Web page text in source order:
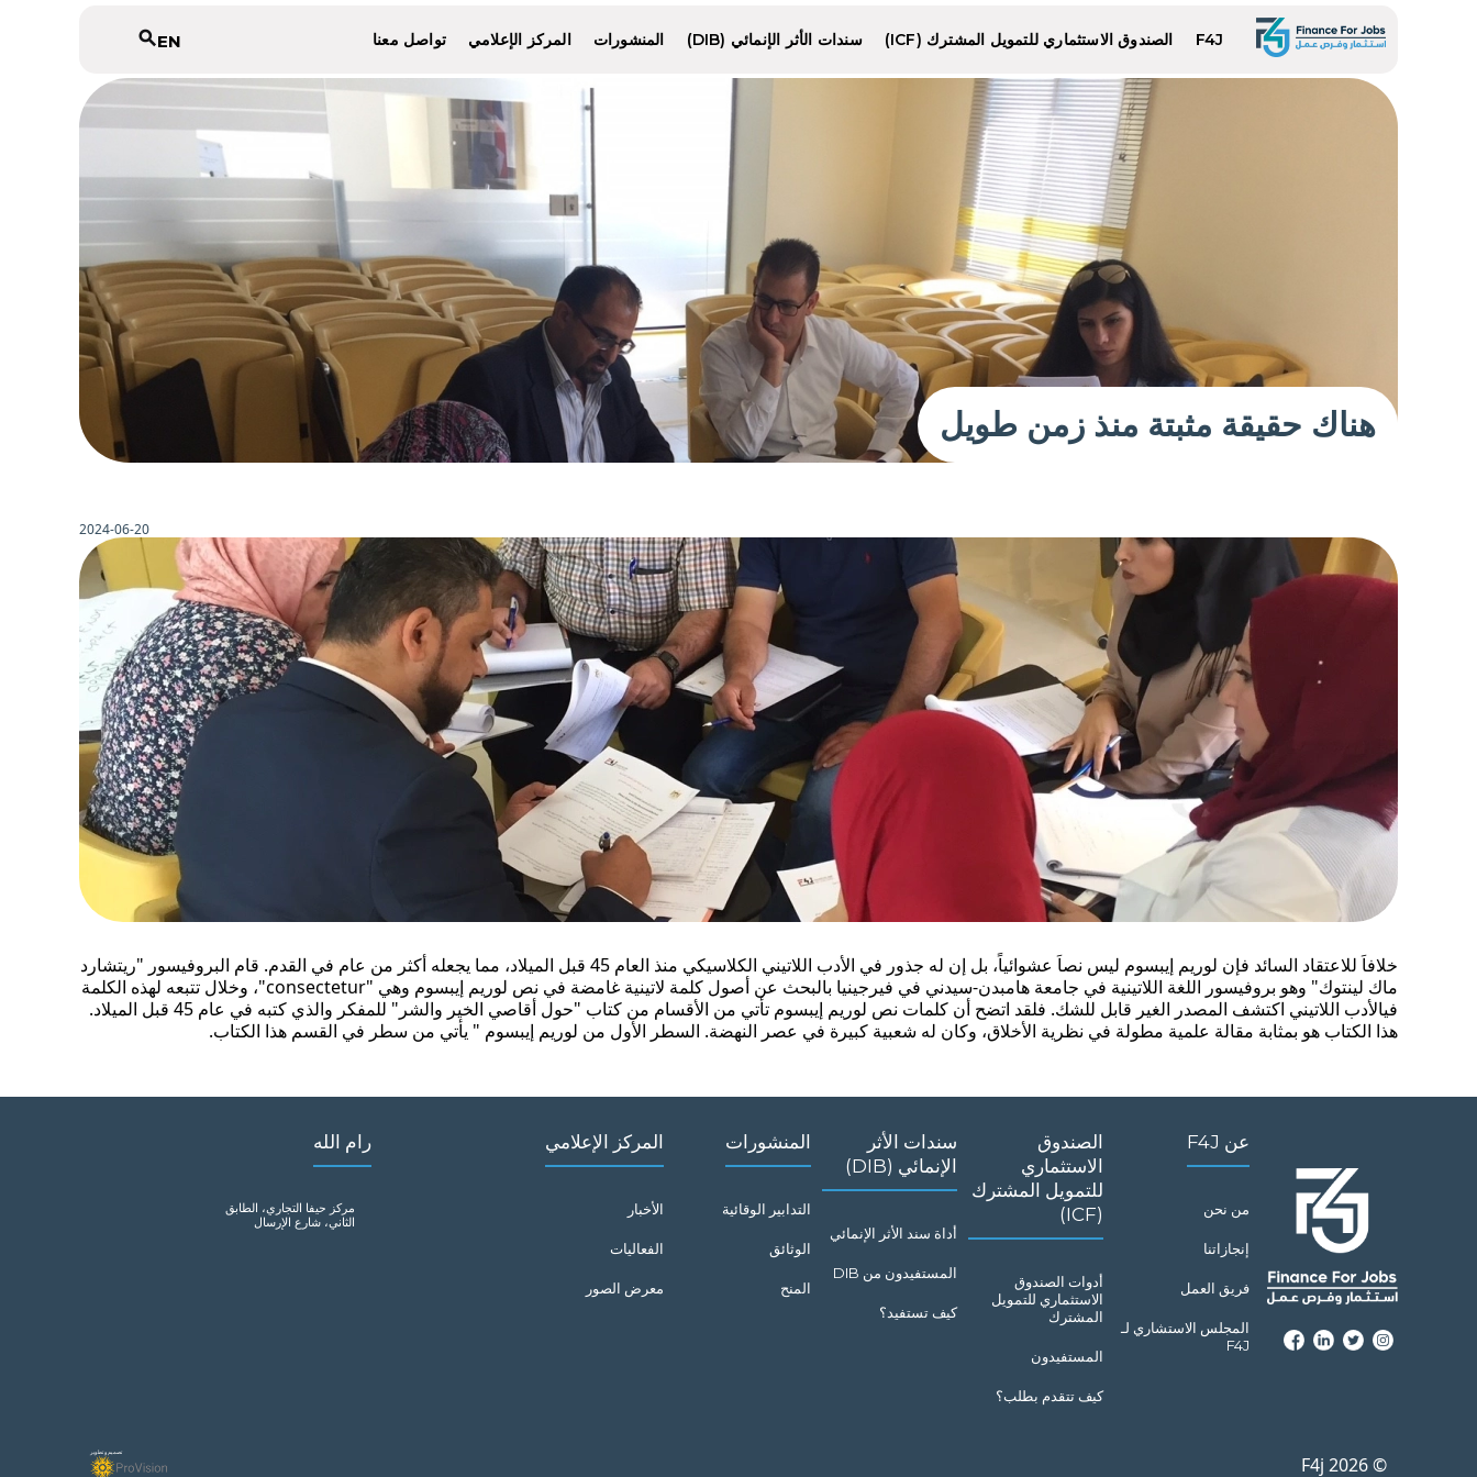
F4J الصندوق الاستثماري للتمويل المشترك (ICF) سندات الأثر الإنمائي (DIB) المنشورات المركز الإعلامي تواصل معنا EN
search
هناك حقيقة مثبتة منذ زمن طويل
2024-06-20
خلافاَ للاعتقاد السائد فإن لوريم إيبسوم ليس نصاَ عشوائياً، بل إن له جذور في الأدب اللاتيني الكلاسيكي منذ العام 45 قبل الميلاد، مما يجعله أكثر من عام في القدم. قام البروفيسور "ريتشارد
ماك لينتوك" وهو بروفيسور اللغة اللاتينية في جامعة هامبدن-سيدني في فيرجينيا بالبحث عن أصول كلمة لاتينية غامضة في نص لوريم إيبسوم وهي "consectetur"، وخلال تتبعه لهذه الكلمة
فيالأدب اللاتيني اكتشف المصدر الغير قابل للشك. فلقد اتضح أن كلمات نص لوريم إيبسوم تأتي من الأقسام من كتاب "حول أقاصي الخير والشر" للمفكر والذي كتبه في عام 45 قبل الميلاد.
هذا الكتاب هو بمثابة مقالة علمية مطولة في نظرية الأخلاق، وكان له شعبية كبيرة في عصر النهضة. السطر الأول من لوريم إيبسوم " يأتي من سطر في القسم هذا الكتاب.
عن F4J
من نحن
إنجازاتنا
فريق العمل
المجلس الاستشاري لـ
F4J
الصندوق
الاستثماري
للتمويل المشترك
(ICF)
أدوات الصندوق
الاستثماري للتمويل
المشترك
المستفيدون
كيف تتقدم بطلب؟
سندات الأثر
الإنمائي (DIB)
أداة سند الأثر الإنمائي
المستفيدون من DIB
كيف تستفيد؟
المنشورات
التدابير الوقائية
الوثائق
المنح
المركز الإعلامي
الأخبار
الفعاليات
معرض الصور
رام الله
مركز حيفا التجاري، الطابق
الثاني، شارع الإرسال
© 2026 F4j
تصميم و تطوير